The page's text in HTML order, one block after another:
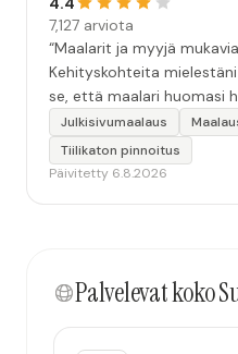
7,127 arviota
“Maalarit ja myyjä
Kehityskohteita
se, että maalari huomasi
värin erot mitä en
kohtaa huomattu mutta
tilanteessa myyjä olisi jo
mahdollisuus että
Julkisivumaalaus
Tiilikaton pinnoitus
Päivitetty 6.8.2026
Palvelevat koko